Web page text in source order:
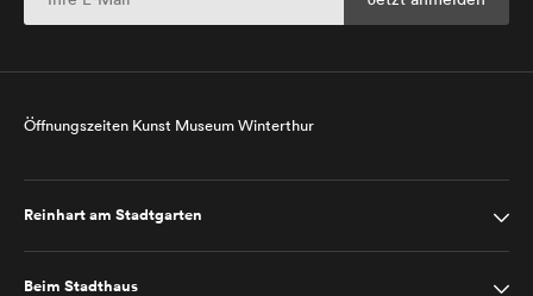
Öffnungszeiten Kunst Museum Winterthur
Reinhart am Stadtgarten
Beim Stadthaus